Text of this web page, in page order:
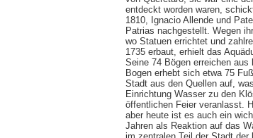
entdeckt worden waren,
1810, Ignacio Allende und
Patrias nachgestellt. Wegen
wo Statuen errichtet und
1735 erbaut, erhielt das
Seine 74 Bögen erreichen
Bogen erhebt sich etwa 75
Stadt aus den Quellen auf,
Einrichtung Wasser zu den
öffentlichen Feier veranlasst.
aber heute ist es auch ein
Jahren als Reaktion auf das